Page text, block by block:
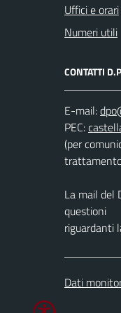
Uffici e orari
Numeri utili
CONTATTI
E-mail:
PEC:
(per
La mail del
questioni
riguardanti
Dati